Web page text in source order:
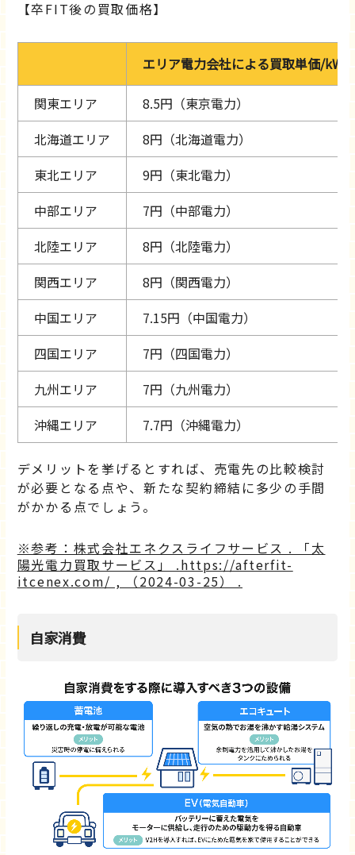
【卒FIT後の買取価格】
エリア電力会社による買取単価/kWh
関東エリア
8.5円（東京電力）
北海道エリア
8円（北海道電力）
東北エリア
9円（東北電力）
中部エリア
7円（中部電力）
北陸エリア
8円（北陸電力）
関西エリア
8円（関西電力）
中国エリア
7.15円（中国電力）
四国エリア
7円（四国電力）
​​九州エリア
7円（九州電力）
​​沖縄エリア
7.7円（沖縄電力）
デメリットを挙げるとすれば、売電先の比較検討
が必要となる点や、新たな契約締結に多少の手間
がかかる点でしょう。
※参考：株式会社エネクスライフサービス . 「太
陽光電力買取サービス」 .https://afterfit-
itcenex.com/ , （2024-03-25） .
自家消費